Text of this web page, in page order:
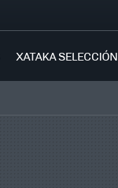
XATAKA SELECCIÓN